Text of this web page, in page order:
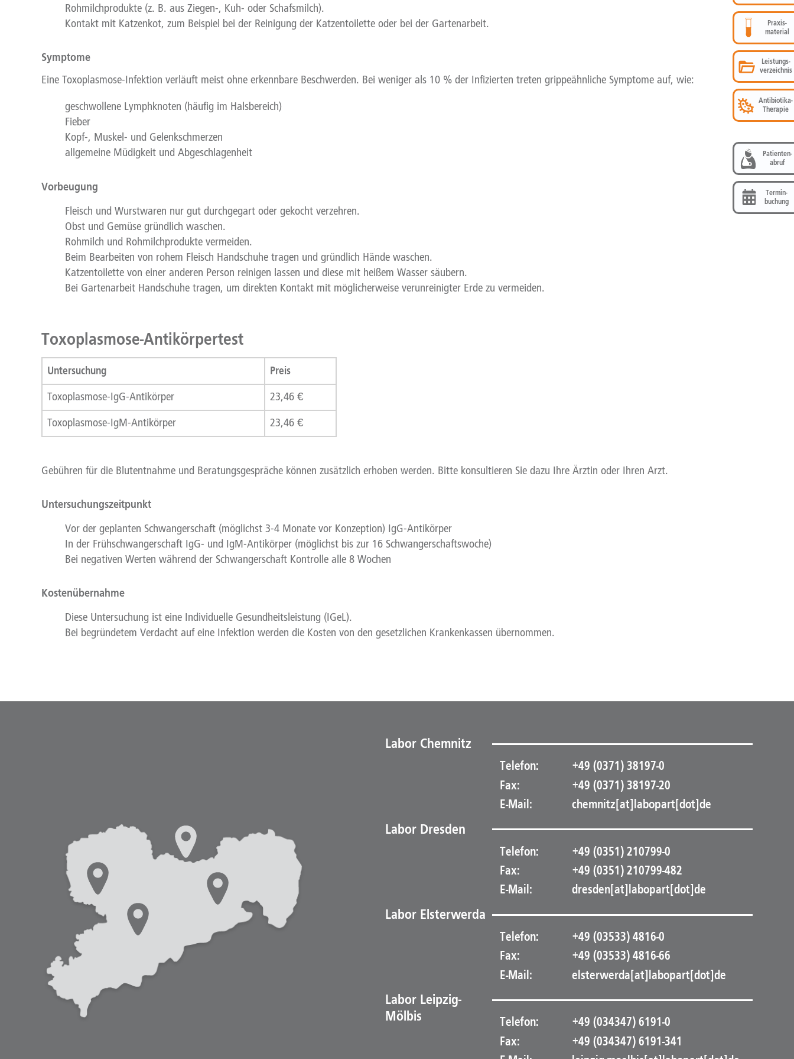
Praxis-
material
Leistungs-
verzeichnis
Antibiotika-
Therapie
Patienten-
abruf
Termin-
buchung
Rohmilchprodukte (z. B. aus Ziegen-, Kuh- oder Schafsmilch).
Kontakt mit Katzenkot, zum Beispiel bei der Reinigung der Katzentoilette oder bei der Gartenarbeit.
Symptome
Eine Toxoplasmose-Infektion verläuft meist ohne erkennbare Beschwerden. Bei weniger als 10 % der Infizierten treten grippeähnliche Symptome auf, wie:
geschwollene Lymphknoten (häufig im Halsbereich)
Fieber
Kopf-, Muskel- und Gelenkschmerzen
allgemeine Müdigkeit und Abgeschlagenheit
Vorbeugung
Fleisch und Wurstwaren nur gut durchgegart oder gekocht verzehren.
Obst und Gemüse gründlich waschen.
Rohmilch und Rohmilchprodukte vermeiden.
Beim Bearbeiten von rohem Fleisch Handschuhe tragen und gründlich Hände waschen.
Katzentoilette von einer anderen Person reinigen lassen und diese mit heißem Wasser säubern.
Bei Gartenarbeit Handschuhe tragen, um direkten Kontakt mit möglicherweise verunreinigter Erde zu vermeiden.
Toxoplasmose-Antikörpertest
Untersuchung Preis
Toxoplasmose-IgG-Antikörper 23,46 €
Toxoplasmose-IgM-Antikörper 23,46 €
Gebühren für die Blutentnahme und Beratungsgespräche können zusätzlich erhoben werden. Bitte konsultieren Sie dazu Ihre Ärztin oder Ihren Arzt.
Untersuchungszeitpunkt
Vor der geplanten Schwangerschaft (möglichst 3-4 Monate vor Konzeption) IgG-Antikörper
In der Frühschwangerschaft IgG- und IgM-Antikörper (möglichst bis zur 16 Schwangerschaftswoche)
Bei negativen Werten während der Schwangerschaft Kontrolle alle 8 Wochen
Kostenübernahme
Diese Untersuchung ist eine Individuelle Gesundheitsleistung (IGeL).
Bei begründetem Verdacht auf eine Infektion werden die Kosten von den gesetzlichen Krankenkassen übernommen.
Labor Chemnitz
Telefon:
+49 (0371) 38197-0
Fax:
+49 (0371) 38197-20
E-Mail:
chemnitz[at]labopart[dot]de
Labor Dresden
Telefon:
+49 (0351) 210799-0
Fax:
+49 (0351) 210799-482
E-Mail:
dresden[at]labopart[dot]de
Labor Elsterwerda
Telefon:
+49 (03533) 4816-0
Fax:
+49 (03533) 4816-66
E-Mail:
elsterwerda[at]labopart[dot]de
Labor Leipzig-
Mölbis
Telefon:
+49 (034347) 6191-0
Fax:
+49 (034347) 6191-341